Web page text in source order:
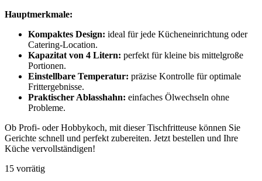
Hauptmerkmale:
Kompaktes Design: ideal für jede Kücheneinrichtung oder
Catering-Location.
Kapazitat von 4 Litern: perfekt für kleine bis mittelgroße
Portionen.
Einstellbare Temperatur: präzise Kontrolle für optimale
Frittergebnisse.
Praktischer Ablasshahn: einfaches Ölwechseln ohne
Probleme.
Ob Profi- oder Hobbykoch, mit dieser Tischfritteuse können Sie
Gerichte schnell und perfekt zubereiten. Jetzt bestellen und Ihre
Küche vervollständigen!
15 vorrätig